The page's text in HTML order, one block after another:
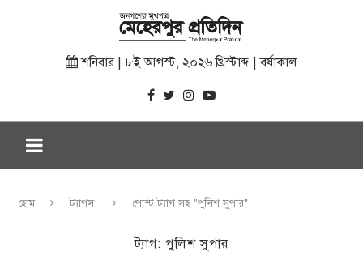
শনিবার | ৮ই আগস্ট, ২০২৬ খ্রিস্টাব্দ | বর্ষাকাল
হোম ট্যাগস: পোস্ট ট্যাগ সহ "পুলিশ সুপার"
ট্যাগ: পুলিশ সুপার